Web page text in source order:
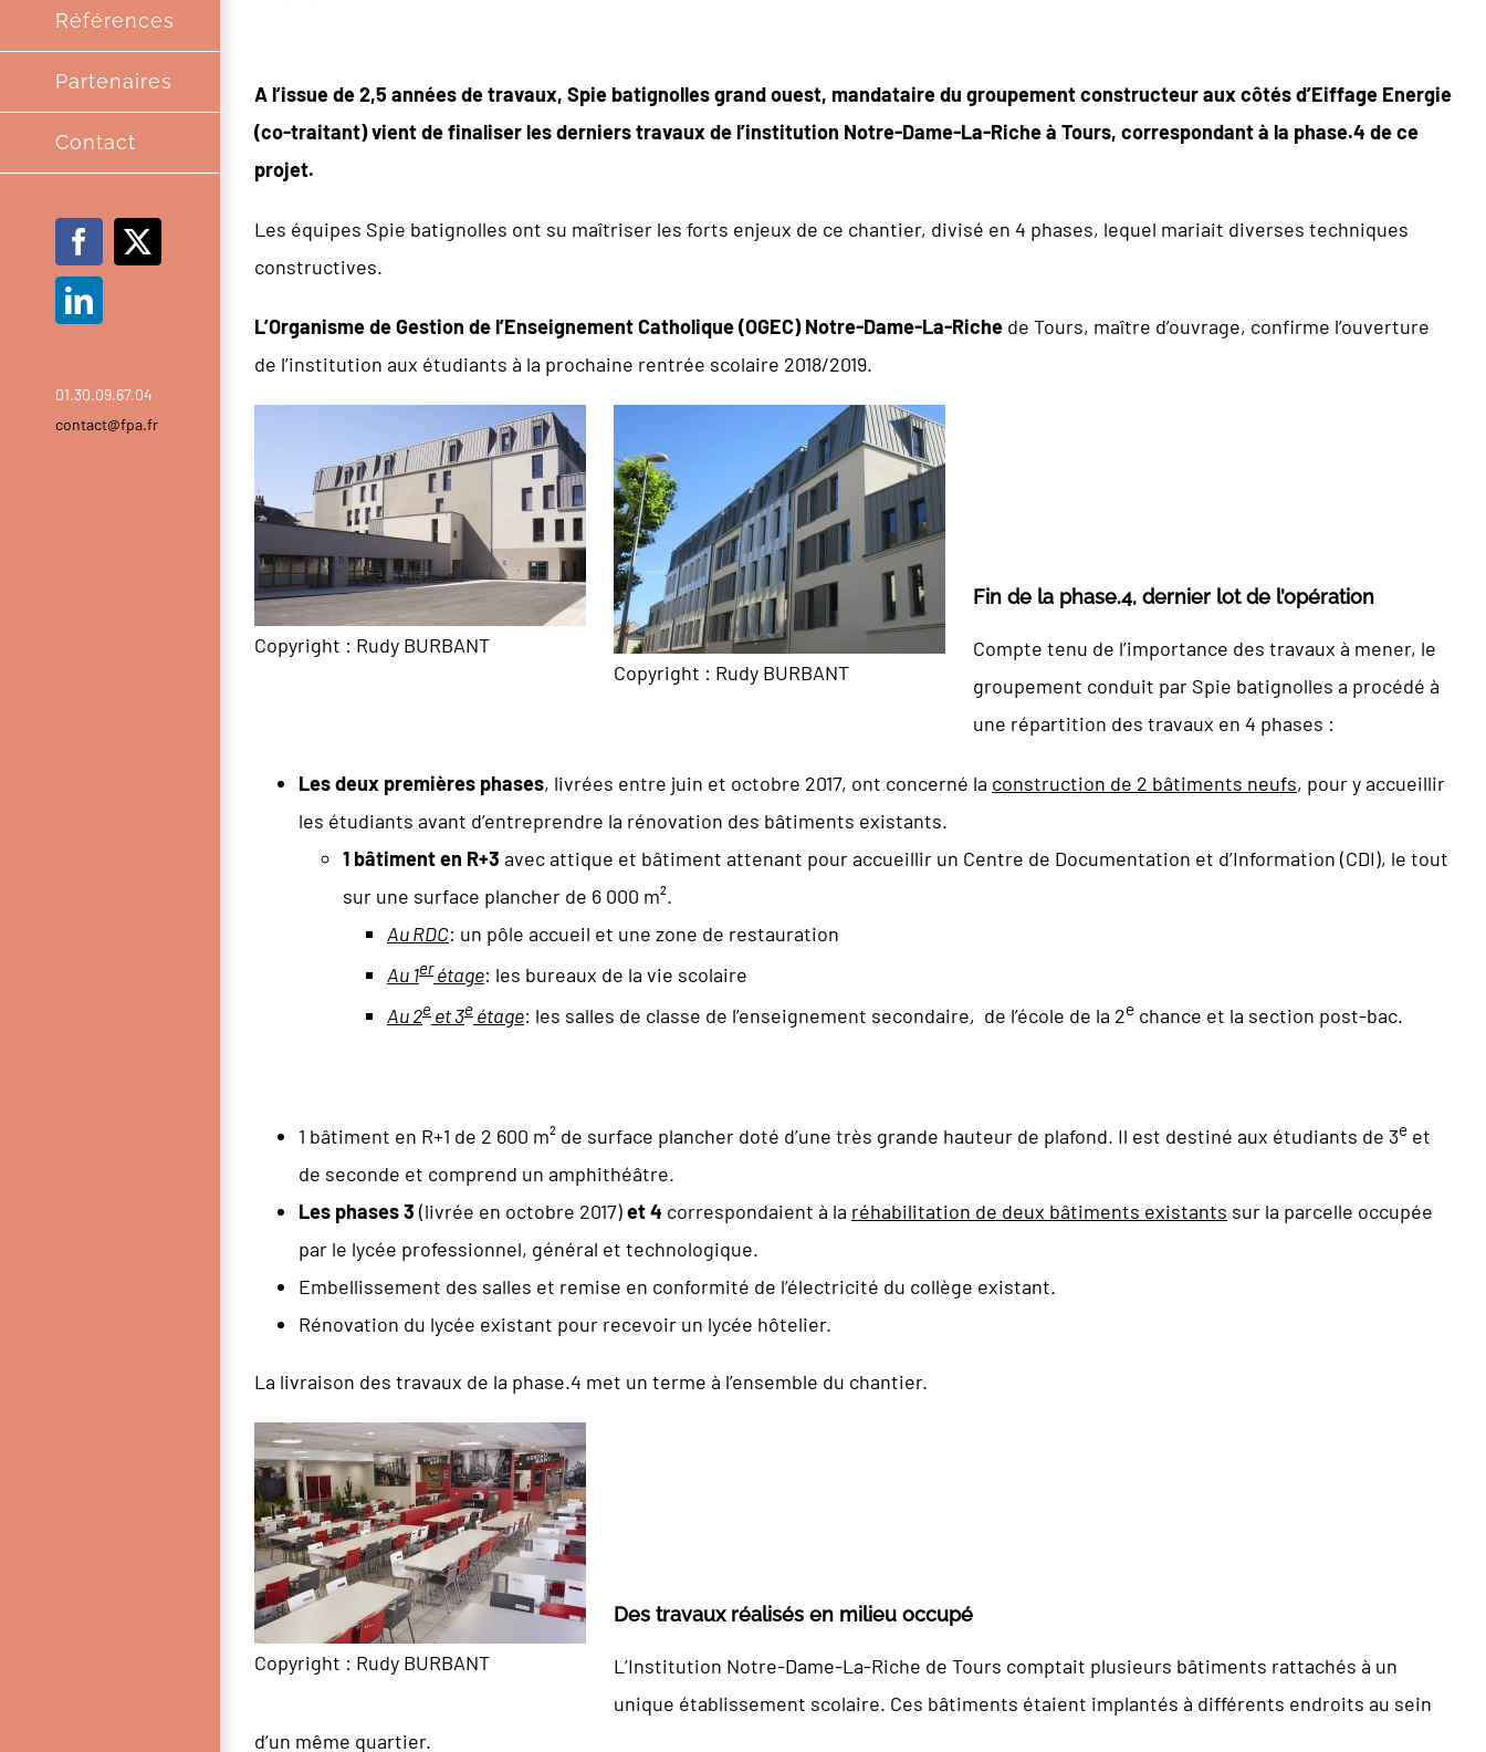
Références
Partenaires
Contact
Facebook
X
LinkedIn
01.30.09.67.04
contact@fpa.fr
A l’issuede 2,5 années de travaux, Spie batignolles grand ouest, mandataire du groupement constructeur aux côtés d’Eiffage Energie
(co-traitant) vient de finaliser les derniers travaux de l’institution Notre-Dame-La-Riche à Tours, correspondant à la phase.4 de ce
projet.
Les équipes Spie batignolles ont su maîtriser les forts enjeux de ce chantier, divisé en 4 phases, lequel mariait diverses techniques
constructives.
L’Organisme de Gestion de l’Enseignement Catholique (OGEC) Notre-Dame-La-Riche de Tours, maître d’ouvrage, confirme l’ouverture
de l’institution aux étudiants à la prochaine rentrée scolaire 2018/2019.
Copyright : Rudy BURBANT
Copyright : Rudy BURBANT
Fin de la phase.4, dernier lot de l’opération
Compte tenu de l’importance des travaux à mener, le
groupement conduit par Spie batignolles a procédé à
une répartition des travaux en 4 phases :
Les deux premières phases, livrées entre juin et octobre 2017, ont concerné la construction de 2 bâtiments neufs, pour y accueillir
les étudiants avant d’entreprendre la rénovation des bâtiments existants.
1 bâtiment en R+3 avec attique et bâtiment attenant pour accueillir un Centre de Documentation et d’Information (CDI), le tout
sur une surface plancher de 6 000 m².
Au RDC: un pôle accueil et une zone de restauration
Au 1erétage: les bureaux de la vie scolaire
Au 2e et 3e étage: les salles de classe de l’enseignement secondaire, de l’école de la 2e chance et la section post-bac.
1 bâtiment en R+1 de 2 600 m² de surface plancher doté d’une très grande hauteur de plafond. Il est destiné aux étudiants de 3e et
de seconde et comprend un amphithéâtre.
Les phases 3 (livrée en octobre 2017)et 4 correspondaient à la réhabilitation de deux bâtiments existants sur la parcelle occupée
par le lycée professionnel, général et technologique.
Embellissement des salles et remise en conformité de l’électricité du collège existant.
Rénovation du lycée existant pour recevoir un lycée hôtelier.
La livraison des travaux de la phase.4 met un terme à l’ensemble du chantier.
Copyright : Rudy BURBANT
Des travaux réalisés en milieu occupé
L’Institution Notre-Dame-La-Riche de Tours comptait plusieurs bâtiments rattachés à un
unique établissement scolaire. Ces bâtiments étaient implantés à différents endroits au sein
d’un même quartier.